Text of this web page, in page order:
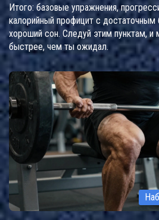
Итого: базовые упражнения,
калорийный профицит с достаточным
хороший сон. Следуй этим пунктам,
быстрее, чем ты ожидал.